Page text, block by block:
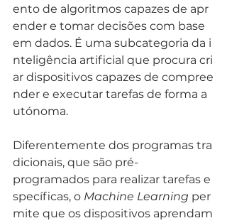
ento de algoritmos capazes de apr
ender e tomar decisões com base
em dados. É uma subcategoria da i
nteligência artificial que procura cri
ar dispositivos capazes de compree
nder e executar tarefas de forma a
utónoma.
Diferentemente dos programas tra
dicionais, que são pré-
programados para realizar tarefas e
specíficas, o Machine Learning per
mite que os dispositivos aprendam